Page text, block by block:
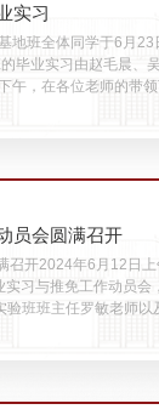
实习
地班全体同学于6月
毕业实习由赵毛晨、
午，在各位老师的带
员会圆满召开
召开2024年6月12日
习与推免工作动员会
班班主任罗敏老师以